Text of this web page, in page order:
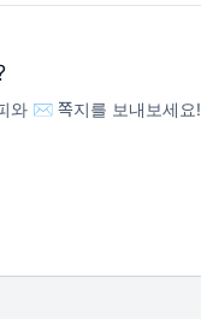
와 ✉️ 쪽지를 보내보세요!